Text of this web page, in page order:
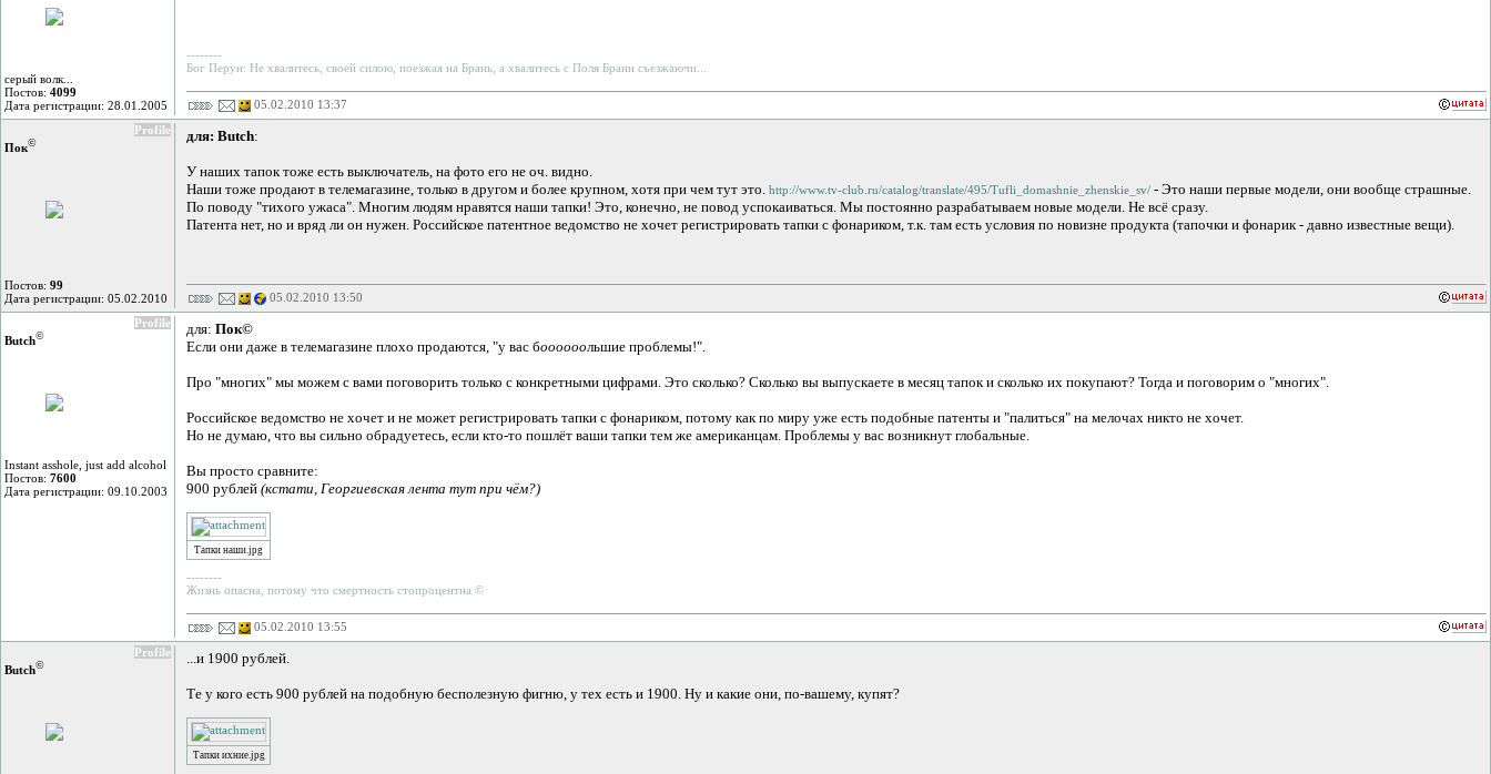
серый волк...
Постов: 4099
Дата регистрации: 28.01.2005
--------
Бог Перун: Не хвалитесь, своей силою, поезжая на Брань, а хвалитесь с Поля Брани съезжаючи...
05.02.2010 13:37
Profile
Пок©
Постов: 99
Дата регистрации: 05.02.2010
для: Butch:
У наших тапок тоже есть выключатель, на фото его не оч. видно.
Наши тоже продают в телемагазине, только в другом и более крупном, хотя при чем тут это. http://www.tv-club.ru/catalog/translate/495/Tufli_domashnie_zhenskie_sv/ - Это наши первые модели, они вообще страшные.
По поводу "тихого ужаса". Многим людям нравятся наши тапки! Это, конечно, не повод успокаиваться. Мы постоянно разрабатываем новые модели. Не всё сразу.
Патента нет, но и вряд ли он нужен. Российское патентное ведомство не хочет регистрировать тапки с фонариком, т.к. там есть условия по новизне продукта (тапочки и фонарик - давно известные вещи).
05.02.2010 13:50
Profile
Butch©
Instant asshole, just add alcohol
Постов: 7600
Дата регистрации: 09.10.2003
для: Пок©
Если они даже в телемагазине плохо продаются, "у вас боооооольшие проблемы!".
Про "многих" мы можем с вами поговорить только с конкретными цифрами. Это сколько? Сколько вы выпускаете в месяц тапок и сколько их покупают? Тогда и поговорим о "многих".
Российское ведомство не хочет и не может регистрировать тапки с фонариком, потому как по миру уже есть подобные патенты и "палиться" на мелочах никто не хочет.
Но не думаю, что вы сильно обрадуетесь, если кто-то пошлёт ваши тапки тем же американцам. Проблемы у вас возникнут глобальные.
Вы просто сравните:
900 рублей (кстати, Георгиевская лента тут при чём?)
Тапки наши.jpg
--------
Жизнь опасна, потому что смертность стопроцентна ©
05.02.2010 13:55
Profile
Butch© ...и 1900 рублей.
Те у кого есть 900 рублей на подобную бесполезную фигню, у тех есть и 1900. Ну и какие они, по-вашему, купят?
Тапки ихние.jpg